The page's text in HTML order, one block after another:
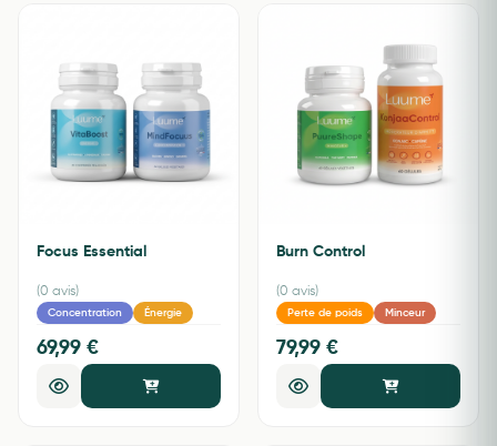
Focus Essential
(0 avis)
Concentration Énergie
69,99 €
Burn Control
(0 avis)
Perte de poids Minceur
79,99 €